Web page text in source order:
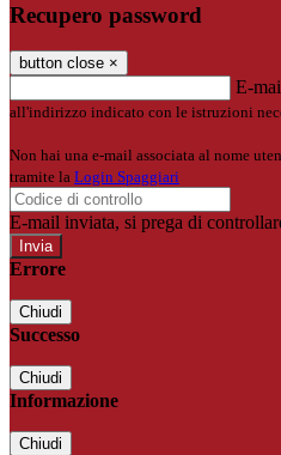
Recupero password
button close ×
E-
all'indirizzo indicato con le istruzioni
Non hai una e-mail associata al nome
tramite la Login Spaggiari
E-mail inviata, si prega di
Errore
Chiudi
Successo
Chiudi
Informazione
Chiudi